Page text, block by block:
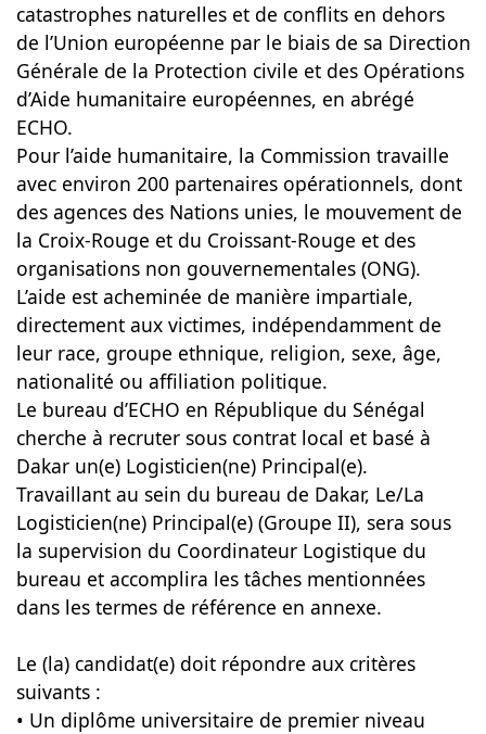
catastrophes naturelles et de conflits en dehors
de l’Union européenne par le biais de sa Direction
Générale de la Protection civile et des Opérations
d’Aide humanitaire européennes, en abrégé
ECHO.
Pour l’aide humanitaire, la Commission travaille
avec environ 200 partenaires opérationnels, dont
des agences des Nations unies, le mouvement de
la Croix-Rouge et du Croissant-Rouge et des
organisations non gouvernementales (ONG).
L’aide est acheminée de manière impartiale,
directement aux victimes, indépendamment de
leur race, groupe ethnique, religion, sexe, âge,
nationalité ou affiliation politique.
Le bureau d’ECHO en République du Sénégal
cherche à recruter sous contrat local et basé à
Dakar un(e) Logisticien(ne) Principal(e).
Travaillant au sein du bureau de Dakar, Le/La
Logisticien(ne) Principal(e) (Groupe II), sera sous
la supervision du Coordinateur Logistique du
bureau et accomplira les tâches mentionnées
dans les termes de référence en annexe.
Le (la) candidat(e) doit répondre aux critères
suivants :
• Un diplôme universitaire de premier niveau